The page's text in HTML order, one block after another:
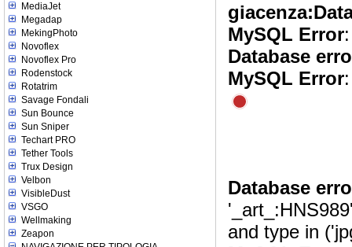
MediaJet
Megadap
MekingPhoto
Novoflex
Novoflex Pro
Rodenstock
Rotatrim
Savage Fondali
Sun Bounce
Sun Sniper
Techart PRO
Tether Tools
Trux Design
Velbon
VisibleDust
VSGO
Wellmaking
Zeapon
giacenza:
MySQL Error
Database
MySQL Error
Database
and type in